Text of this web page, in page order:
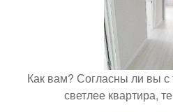
Как вам? Согласны ли вы
светлее квартира,